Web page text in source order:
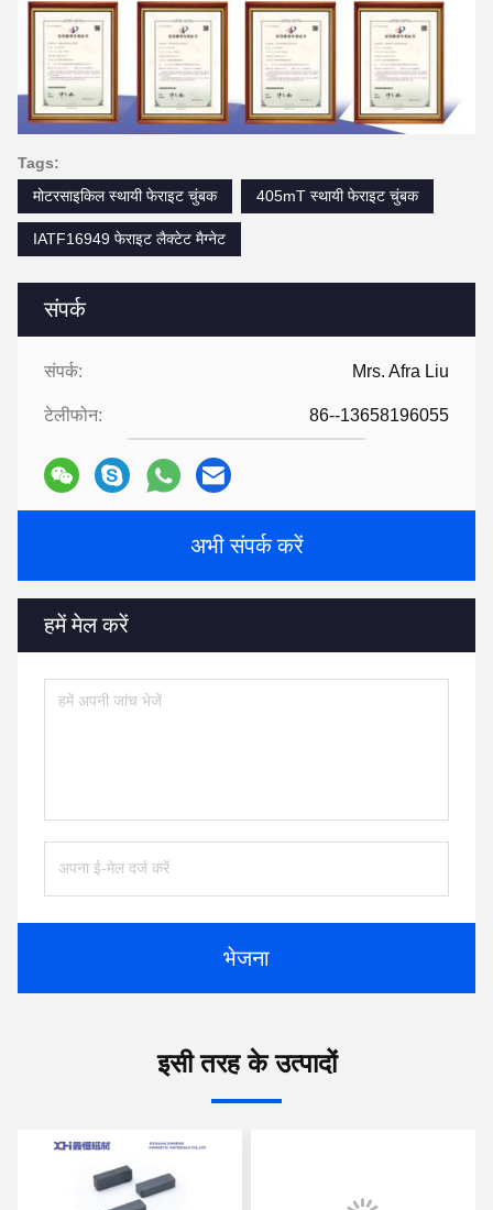
संपर्क
संपर्क: Mrs. Afra Liu
टेलीफोन: 86--13658196055
अभी संपर्क करें
हमें मेल करें
भेजना
Tags:
मोटरसाइकिल स्थायी फेराइट चुंबक
405mT स्थायी फेराइट चुंबक
IATF16949 फेराइट लैक्टेट मैग्नेट
इसी तरह के उत्पादों